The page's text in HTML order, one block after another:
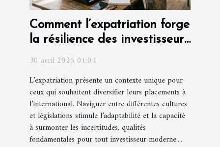
Comment l’expatriation forge
la résilience des investisseurs
30 avril 2026 01:04
L’expatriation présente un contexte unique pour
ceux qui souhaitent diversifier leurs placements à
l’international. Naviguer entre différentes cultures
et législations stimule l’adaptabilité et la capacité
à surmonter les incertitudes, qualités
fondamentales pour tout investisseur moderne....